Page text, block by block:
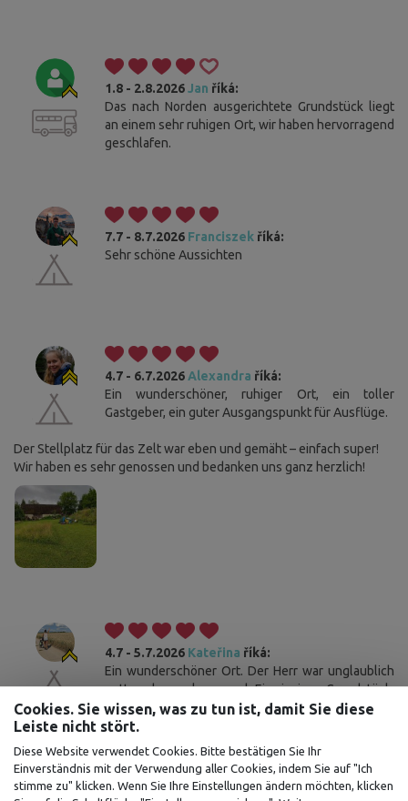
1.8 - 2.8.2026Jan říká:
Das nach Norden ausgerichtete Grundstück liegt
an einem sehr ruhigen Ort, wir haben hervorragend
geschlafen.
7.7 - 8.7.2026 Franciszek říká:
Sehr schöne Aussichten
4.7 - 6.7.2026Alexandra říká:
Ein wunderschöner, ruhiger Ort, ein toller
Gastgeber, ein guter Ausgangspunkt für Ausflüge.
Der Stellplatz für das Zelt war eben und gemäht – einfach super!
Wir haben es sehr genossen und bedanken uns ganz herzlich!
4.7 - 5.7.2026 Kateřina říká:
Ein wunderschöner Ort. Der Herr war unglaublich
nett und zuvorkommend. Ein riesiges Grundstück,
wunderschön eben und superweich. Vielen Dank
für dieses schöne Erlebnis ☺️
Cookies. Sie wissen, was zu tun ist, damit Sie diese
Leiste nicht stört.
Diese Website verwendet Cookies. Bitte bestätigen Sie Ihr
Einverständnis mit der Verwendung aller Cookies, indem Sie auf "Ich
stimme zu" klicken. Wenn Sie Ihre Einstellungen ändern möchten, klicken